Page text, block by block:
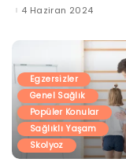
4 Haziran 2024
Egzersizler
Genel Sağlık
Popüler Konular
Sağlıklı Yaşam
Skolyoz